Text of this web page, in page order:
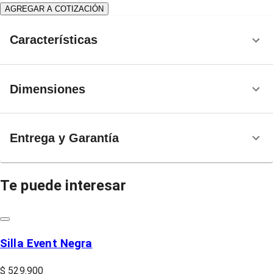
AGREGAR A COTIZACIÓN
Características
Dimensiones
Entrega y Garantía
Te puede interesar
Silla Event Negra
$ 529.900